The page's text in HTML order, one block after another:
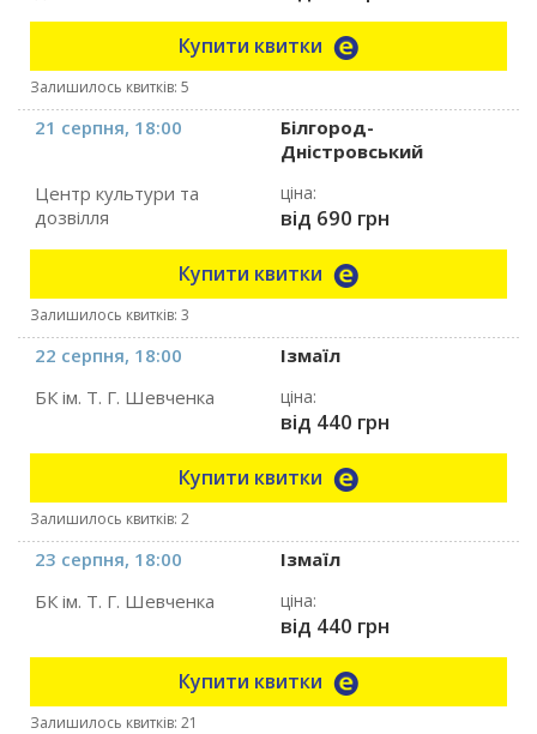
Купити квитки
Залишилось квитків: 5
21 серпня, 18:00
Білгород-
Дністровський
Центр культури та
дозвілля
ціна:
від 690 грн
Купити квитки
Залишилось квитків: 3
22 серпня, 18:00
Ізмаїл
БК ім. Т. Г. Шевченка
ціна:
від 440 грн
Купити квитки
Залишилось квитків: 2
23 серпня, 18:00
Ізмаїл
БК ім. Т. Г. Шевченка
ціна:
від 440 грн
Купити квитки
Залишилось квитків: 21